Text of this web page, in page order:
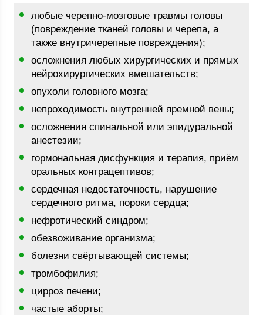
любые черепно-мозговые травмы головы
(повреждение тканей головы и черепа, а
также внутричерепные повреждения);
осложнения любых хирургических и прямых
нейрохирургических вмешательств;
опухоли головного мозга;
непроходимость внутренней яремной вены;
осложнения спинальной или эпидуральной
анестезии;
гормональная дисфункция и терапия, приём
оральных контрацептивов;
сердечная недостаточность, нарушение
сердечного ритма, пороки сердца;
нефротический синдром;
обезвоживание организма;
болезни свёртывающей системы;
тромбофилия;
цирроз печени;
частые аборты;